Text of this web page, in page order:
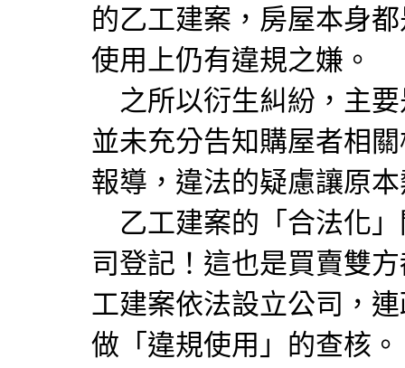
的乙工建案，房屋本身
使用上仍有違規之嫌。
之所以衍生糾紛，主
並未充分告知購屋者相
報導，違法的疑慮讓原
乙工建案的「合法化
司登記！這也是買賣雙
工建案依法設立公司，
做「違規使用」的查核。